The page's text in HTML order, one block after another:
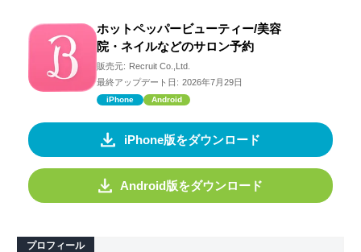
ホットペッパービューティー/美容
院・ネイルなどのサロン予約
販売元: Recruit Co.,Ltd.
最終アップデート日: 2026年7月29日
iPhone Android
iPhone版をダウンロード
Android版をダウンロード
プロフィール